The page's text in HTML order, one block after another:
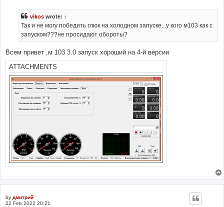
vikos wrote: ↑
Так и не могу победить глюк на холодном запуске...у кого м103 как с
запуском???не просидают обороты?
Всем привет ,м 103 3.0 запуск хороший на 4-й версии
ATTACHMENTS
by дмитрий
22 Feb 2022 20:21